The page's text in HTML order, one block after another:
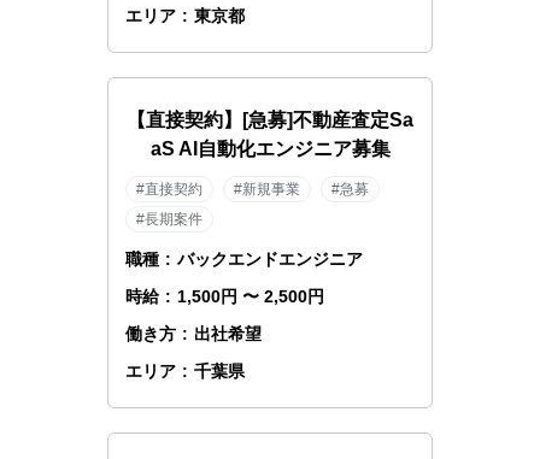
エリア : 東京都
【直接契約】[急募]不動産査定Sa
aS AI自動化エンジニア募集
#直接契約 #新規事業
#急募
#長期案件
職種 : バックエンドエンジニア
時給 : 1,500円 〜 2,500円
働き方 : 出社希望
エリア : 千葉県